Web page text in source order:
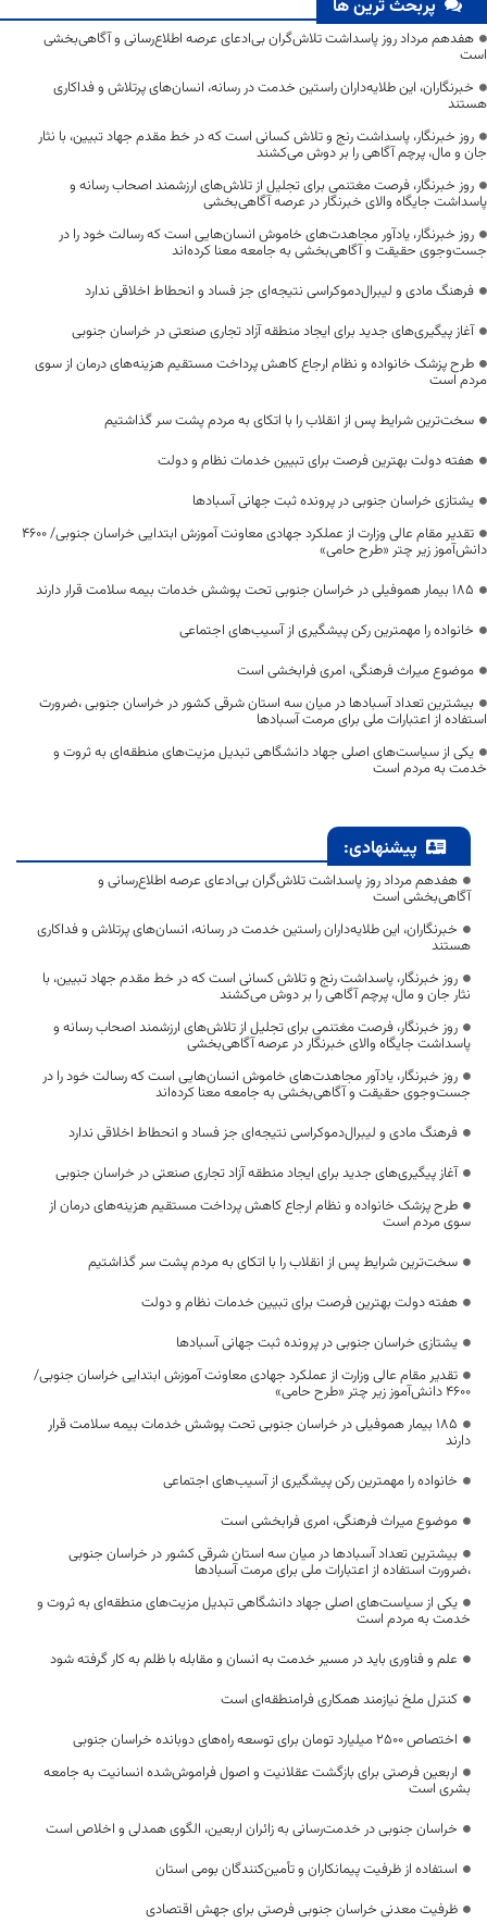
پربحث ترین ها
هفدهم مرداد روز پاسداشت تلاش‌گران بی‌ادعای عرصه اطلاع‌رسانی و آگاهی‌بخشی
است
خبرنگاران، این طلایه‌داران راستین خدمت در رسانه، انسان‌های پرتلاش و فداکاری
هستند
روز خبرنگار، پاسداشت رنج و تلاش کسانی است که در خط مقدم جهاد تبیین، با نثار
جان و مال، پرچم آگاهی را بر دوش می‌کشند
روز خبرنگار، فرصت مغتنمی برای تجلیل از تلاش‌های ارزشمند اصحاب رسانه و
پاسداشت جایگاه والای خبرنگار در عرصه آگاهی‌بخشی
روز خبرنگار، یادآور مجاهدت‌های خاموش انسان‌هایی است که رسالت خود را در
جست‌وجوی حقیقت و آگاهی‌بخشی به جامعه معنا کرده‌اند
فرهنگ مادی و لیبرال‌دموکراسی نتیجه‌ای جز فساد و انحطاط اخلاقی ندارد
آغاز پیگیری‌های جدید برای ایجاد منطقه آزاد تجاری صنعتی در خراسان جنوبی
طرح پزشک خانواده و نظام ارجاع کاهش پرداخت مستقیم هزینه‌های درمان از سوی
مردم است
سخت‌ترین شرایط پس از انقلاب را با اتکای به مردم پشت سر گذاشتیم
هفته دولت بهترین فرصت برای تبیین خدمات نظام و دولت
یشتازی خراسان جنوبی در پرونده ثبت جهانی آسبادها
تقدیر مقام عالی وزارت از عملکرد جهادی معاونت آموزش ابتدایی خراسان جنوبی/ ۴۶۰۰
دانش‌آموز زیر چتر «طرح حامی»
۱۸۵ بیمار هموفیلی در خراسان جنوبی تحت پوشش خدمات بیمه سلامت قرار دارند
خانواده را مهمترین رکن پیشگیری از آسیب‌های اجتماعی
موضوع میراث فرهنگی، امری فرابخشی است
بیشترین تعداد آسبادها در میان سه استان شرقی کشور در خراسان جنوبی ،ضرورت
استفاده از اعتبارات ملی برای مرمت آسبادها
یکی از سیاست‌های اصلی جهاد دانشگاهی تبدیل مزیت‌های منطقه‌ای به ثروت و
خدمت به مردم است
پیشنهادی:
هفدهم مرداد روز پاسداشت تلاش‌گران بی‌ادعای عرصه اطلاع‌رسانی و
آگاهی‌بخشی است
خبرنگاران، این طلایه‌داران راستین خدمت در رسانه، انسان‌های پرتلاش و فداکاری
هستند
روز خبرنگار، پاسداشت رنج و تلاش کسانی است که در خط مقدم جهاد تبیین، با
نثار جان و مال، پرچم آگاهی را بر دوش می‌کشند
روز خبرنگار، فرصت مغتنمی برای تجلیل از تلاش‌های ارزشمند اصحاب رسانه و
پاسداشت جایگاه والای خبرنگار در عرصه آگاهی‌بخشی
روز خبرنگار، یادآور مجاهدت‌های خاموش انسان‌هایی است که رسالت خود را در
جست‌وجوی حقیقت و آگاهی‌بخشی به جامعه معنا کرده‌اند
فرهنگ مادی و لیبرال‌دموکراسی نتیجه‌ای جز فساد و انحطاط اخلاقی ندارد
آغاز پیگیری‌های جدید برای ایجاد منطقه آزاد تجاری صنعتی در خراسان جنوبی
طرح پزشک خانواده و نظام ارجاع کاهش پرداخت مستقیم هزینه‌های درمان از
سوی مردم است
سخت‌ترین شرایط پس از انقلاب را با اتکای به مردم پشت سر گذاشتیم
هفته دولت بهترین فرصت برای تبیین خدمات نظام و دولت
یشتازی خراسان جنوبی در پرونده ثبت جهانی آسبادها
تقدیر مقام عالی وزارت از عملکرد جهادی معاونت آموزش ابتدایی خراسان جنوبی/
۴۶۰۰ دانش‌آموز زیر چتر «طرح حامی»
۱۸۵ بیمار هموفیلی در خراسان جنوبی تحت پوشش خدمات بیمه سلامت قرار
دارند
خانواده را مهمترین رکن پیشگیری از آسیب‌های اجتماعی
موضوع میراث فرهنگی، امری فرابخشی است
بیشترین تعداد آسبادها در میان سه استان شرقی کشور در خراسان جنوبی
،ضرورت استفاده از اعتبارات ملی برای مرمت آسبادها
یکی از سیاست‌های اصلی جهاد دانشگاهی تبدیل مزیت‌های منطقه‌ای به ثروت و
خدمت به مردم است
علم و فناوری باید در مسیر خدمت به انسان و مقابله با ظلم به کار گرفته شود
کنترل ملخ نیازمند همکاری فرامنطقه‌ای است
اختصاص 2500 میلیارد تومان برای توسعه راه‌های دوبانده خراسان جنوبی
اربعین فرصتی برای بازگشت عقلانیت و اصول فراموش‌شده انسانیت به جامعه
بشری است
خراسان جنوبی در خدمت‌رسانی به زائران اربعین، الگوی همدلی و اخلاص است
استفاده از ظرفیت پیمانکاران و تأمین‌کنندگان بومی استان
ظرفیت معدنی خراسان جنوبی فرصتی برای جهش اقتصادی